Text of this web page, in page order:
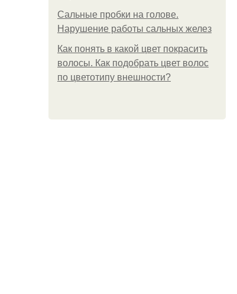
Сальные пробки на голове.
Нарушение работы сальных желез
Как понять в какой цвет покрасить
волосы. Как подобрать цвет волос
по цветотипу внешности?